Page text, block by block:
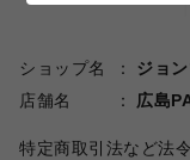
ショップ名
ジョ
店舗名
広島
特定商取引法など法